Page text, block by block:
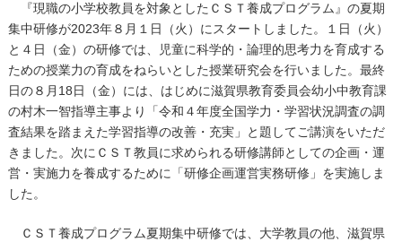
『現職の小学校教員を対象としたＣＳＴ養成プログラム』の夏期
集中研修が2023年８月１日（火）にスタートしました。１日（火）
と４日（金）の研修では、児童に科学的・論理的思考力を育成する
ための授業力の育成をねらいとした授業研究会を行いました。最終
日の８月18日（金）には、はじめに滋賀県教育委員会幼小中教育課
の村木一智指導主事より「令和４年度全国学力・学習状況調査の調
査結果を踏まえた学習指導の改善・充実」と題してご講演をいただ
きました。次にＣＳＴ教員に求められる研修講師としての企画・運
営・実施力を養成するために「研修企画運営実務研修」を実施しま
した。
ＣＳＴ養成プログラム夏期集中研修では、大学教員の他、滋賀県